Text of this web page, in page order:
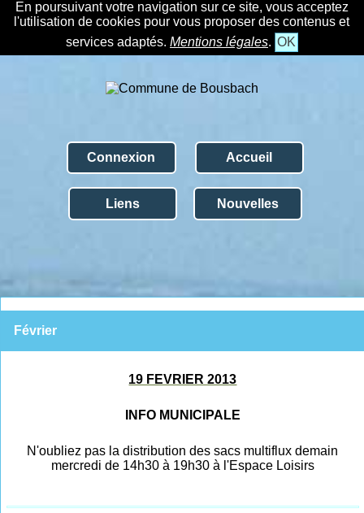
En poursuivant votre navigation sur ce site, vous acceptez
l'utilisation de cookies pour vous proposer des contenus et
services adaptés. Mentions légales. OK
Connexion Accueil
Liens Nouvelles
Février
19 FEVRIER 2013
INFO MUNICIPALE
N'oubliez pas la distribution des sacs multiflux demain
mercredi de 14h30 à 19h30 à l'Espace Loisirs